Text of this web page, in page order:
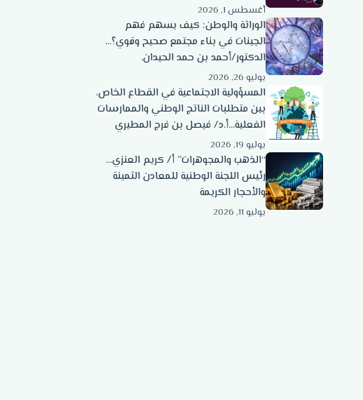
أغسطس 1, 2026
الوراثة والوطن: كيف يسهم فهم
الجينات في بناء مجتمع صحيح وقوي؟…
الدكتور/أحمد بن حمد الحيدان.
يوليو 26, 2026
المسؤولية الاجتماعية في القطاع الخاص،
بين متطلبات الناتج الوطني والممارسات
الفعلية…أ.د/ فيصل بن فرج المطيري
يوليو 19, 2026
“الذهب والمجوهرات” أ/ كريم العنزي…
رئيس اللجنة الوطنية للمعادن الثمينة
والأحجار الكريمة
يوليو 11, 2026